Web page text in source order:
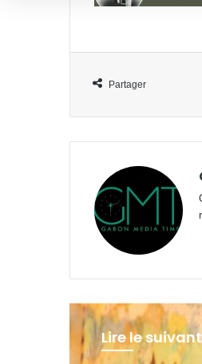
Partager
Lire le suivant